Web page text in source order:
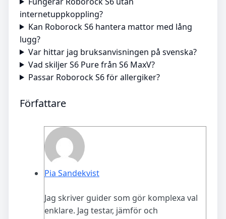
internetuppkoppling?
Kan Roborock S6 hantera mattor med lång
lugg?
Var hittar jag bruksanvisningen på svenska?
Vad skiljer S6 Pure från S6 MaxV?
Passar Roborock S6 för allergiker?
Författare
Pia Sandekvist
Jag skriver guider som gör komplexa val
enklare. Jag testar, jämför och